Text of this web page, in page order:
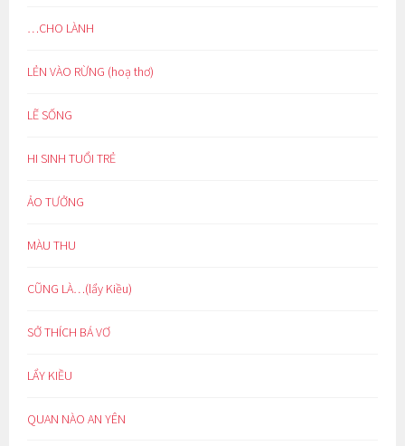
…CHO LÀNH
LẺN VÀO RỪNG (hoạ thơ)
LẼ SỐNG
HI SINH TUỔI TRẺ
ẢO TƯỞNG
MÀU THU
CŨNG LÀ…(lẩy Kiều)
SỞ THÍCH BÁ VƠ
LẨY KIỀU
QUAN NÀO AN YÊN